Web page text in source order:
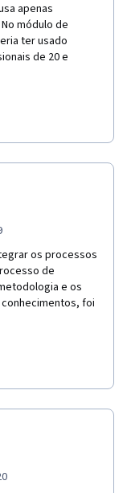
apenas
módulo de
ter usado
de 20 e
os processos
de
e os
foi